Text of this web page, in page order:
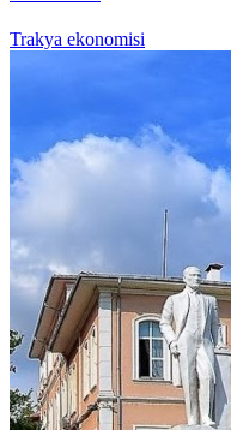
Trakya ekonomisi